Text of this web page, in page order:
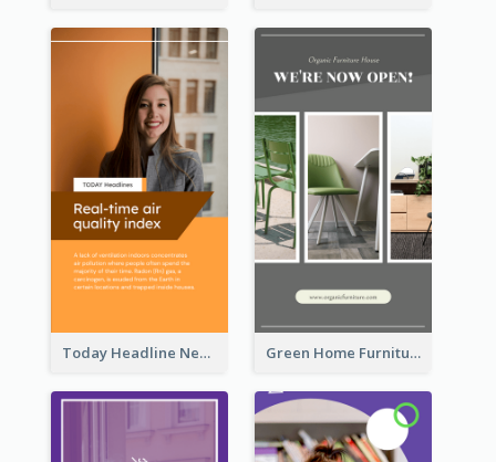
Today Headline News Report Instagram Story Green Home Furniture Photos Shop Opening Instagram Story